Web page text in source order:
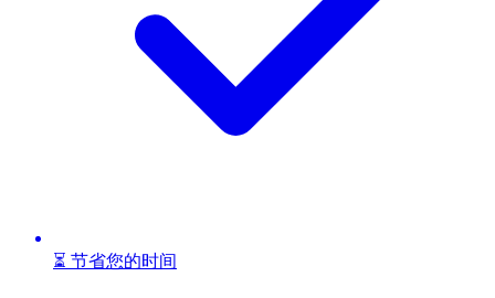
⏳ 节省您的时间